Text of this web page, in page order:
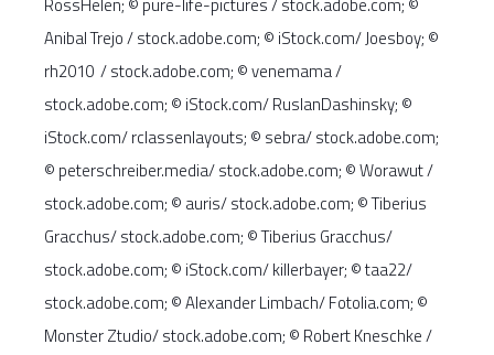
Anibal Trejo / stock.adobe.com; © iStock.com/ Joesboy; ©
rh2010 / stock.adobe.com; © venemama /
stock.adobe.com; © iStock.com/ RuslanDashinsky; ©
iStock.com/ rclassenlayouts; © sebra/ stock.adobe.com;
© peterschreiber.media/ stock.adobe.com; © Worawut /
stock.adobe.com; © auris/ stock.adobe.com; © Tiberius
Gracchus/ stock.adobe.com; © Tiberius Gracchus/
stock.adobe.com; © iStock.com/ killerbayer; © taa22/
stock.adobe.com; © Alexander Limbach/ Fotolia.com; ©
Monster Ztudio/ stock.adobe.com; © Robert Kneschke /